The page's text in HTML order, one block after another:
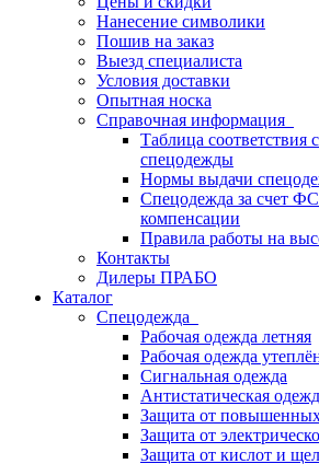
Нанесение символики
Пошив на заказ
Выезд специалиста
Условия доставки
Опытная носка
Справочная информация
Таблица соответствия
спецодежды
Нормы выдачи
Спецодежда за счет
компенсации
Правила работы на
Контакты
Дилеры ПРАБО
Каталог
Спецодежда
Рабочая одежда летняя
Рабочая одежда
Сигнальная одежда
Антистатическая
Защита от
Защита от
Защита от кислот и